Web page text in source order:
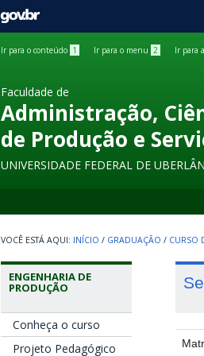
GOVBR
Ir para o conteúdo 1 Ir para o menu 2 Ir para
Faculdade de
Administração,
de Produção e
UNIVERSIDADE FEDERAL DE
INÍCIO / GRADUAÇÃO / CURSO
ENGENHARIA DE
PRODUÇÃO
Conheça o curso
Projeto Pedagógico